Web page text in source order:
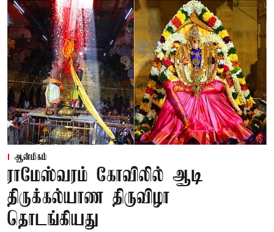
ஆன்மிகம்
ராமேஸ்வரம் கோவிலில் ஆடி
திருக்கல்யாண திருவிழா
தொடங்கியது